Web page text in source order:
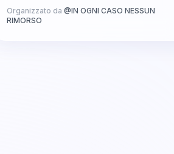
Organizzato da @IN OGNI CASO NESSUN
RIMORSO